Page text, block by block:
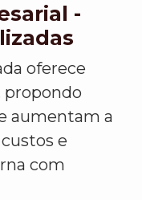
-
oferece
aumentam a
e
com